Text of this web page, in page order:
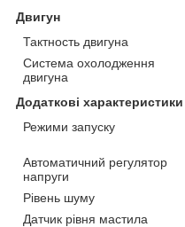
Двигун
Тактность двигуна
Система охолодження
двигуна
Додаткові характеристики
Режими запуску
Автоматичний регулятор
напруги
Рівень шуму
Датчик рівня мастила